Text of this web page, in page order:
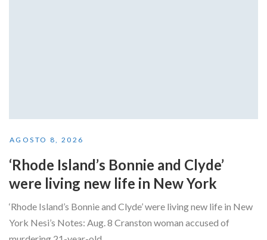
AGOSTO 8, 2026
‘Rhode Island’s Bonnie and Clyde’
were living new life in New York
‘Rhode Island’s Bonnie and Clyde’ were living new life in New
York Nesi’s Notes: Aug. 8 Cranston woman accused of